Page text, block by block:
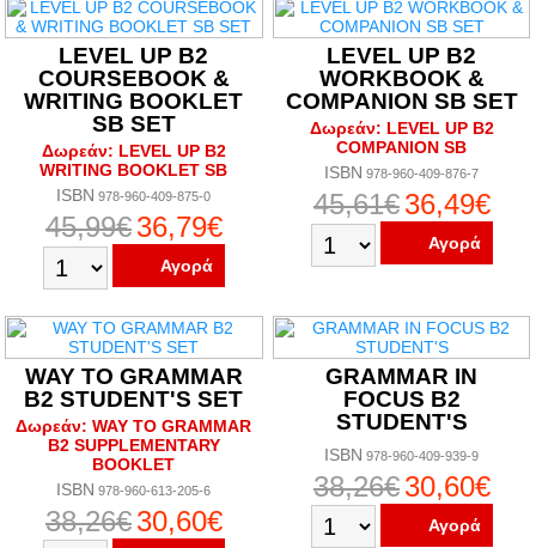
LEVEL UP B2
COURSEBOOK &
WRITING BOOKLET
SB SET
Δωρεάν: LEVEL UP B2
WRITING BOOKLET SB
ISBN 978-960-409-875-0
45,99€36,79€
Αγορά
LEVEL UP B2
WORKBOOK &
COMPANION SB SET
Δωρεάν: LEVEL UP B2
COMPANION SB
ISBN 978-960-409-876-7
45,61€36,49€
Αγορά
WAY TO GRAMMAR
B2 STUDENT'S SET
Δωρεάν: WAY TO GRAMMAR
B2 SUPPLEMENTARY
BOOKLET
ISBN 978-960-613-205-6
38,26€30,60€
GRAMMAR IN
FOCUS B2
STUDENT'S
ISBN 978-960-409-939-9
38,26€30,60€
Αγορά